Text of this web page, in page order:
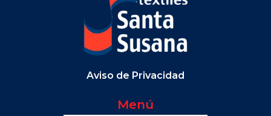
Aviso de Privacidad
Menú